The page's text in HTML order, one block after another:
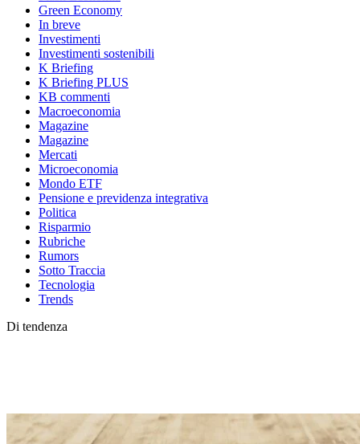
Green Economy
In breve
Investimenti
Investimenti sostenibili
K Briefing
K Briefing PLUS
KB commenti
Macroeconomia
Magazine
Magazine
Mercati
Microeconomia
Mondo ETF
Pensione e previdenza integrativa
Politica
Risparmio
Rubriche
Rumors
Sotto Traccia
Tecnologia
Trends
Di tendenza